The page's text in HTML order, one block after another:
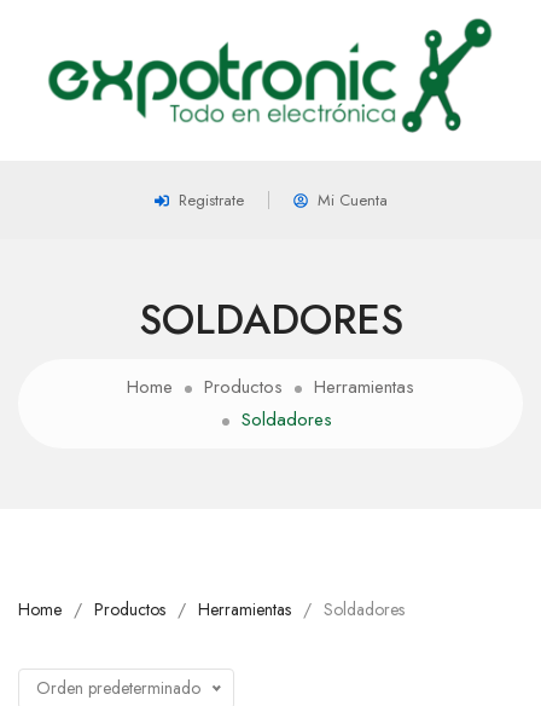
Registrate Mi Cuenta
SOLDADORES
Home Productos
Herramientas
Soldadores
Home Productos Herramientas Soldadores
Orden predeterminado